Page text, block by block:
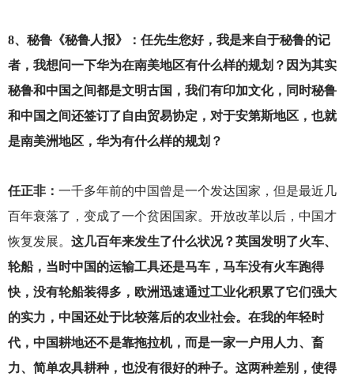
8、秘鲁《秘鲁人报》：任先生您好，我是来自于秘鲁的记
者，我想问一下华为在南美地区有什么样的规划？因为其实
秘鲁和中国之间都是文明古国，我们有印加文化，同时秘鲁
和中国之间还签订了自由贸易协定，对于安第斯地区，也就
是南美洲地区，华为有什么样的规划？
任正非： 一千多年前的中国曾是一个发达国家，但是最近几
百年衰落了，变成了一个贫困国家。开放改革以后，中国才
恢复发展。 这几百年来发生了什么状况？英国发明了火车、
轮船，当时中国的运输工具还是马车，马车没有火车跑得
快，没有轮船装得多，欧洲迅速通过工业化积累了它们强大
的实力，中国还处于比较落后的农业社会。在我的年轻时
代，中国耕地还不是靠拖拉机，而是一家一户用人力、畜
力、简单农具耕种，也没有很好的种子。这两种差别，使得